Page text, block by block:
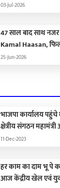
03-Jul-2026
47 साल बाद साथ
Kamal Haasan,
Deadly Doctor’ से
25-Jun-2026
भाजपा कार्यालय पहुंचे
क्षेत्रीय संगठन
संगठन पवन साय जी पूर्व
11-Dec-2023
हर काम का दाम भू पे
आज केंद्रीय खेल एवं